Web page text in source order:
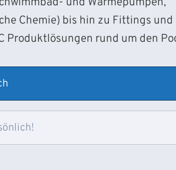
Chemie) bis hin zu Fittings und
Produktlösungen rund um den